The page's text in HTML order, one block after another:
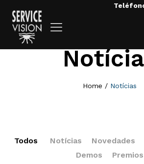
Home / Notícias
Todos Notícias Novedades
Demos
Premios